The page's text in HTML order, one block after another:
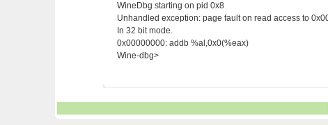
WineDbg starting on pid 0x8
Unhandled exception: page fault on read access to
In 32 bit mode.
0x00000000: addb %al,0x0(%eax)
Wine-dbg>